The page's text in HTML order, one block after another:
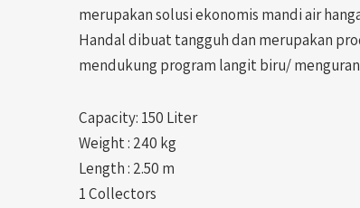
merupakan solusi ekonomis mandi air
Handal dibuat tangguh dan merupakan
mendukung program langit biru/
Capacity: 150 Liter
Weight : 240 kg
Length : 2.50 m
1 Collectors